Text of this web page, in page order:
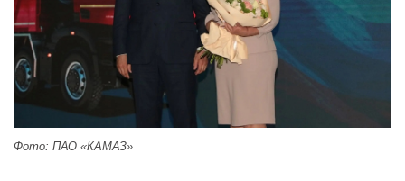
Фото: ПАО «КАМАЗ»